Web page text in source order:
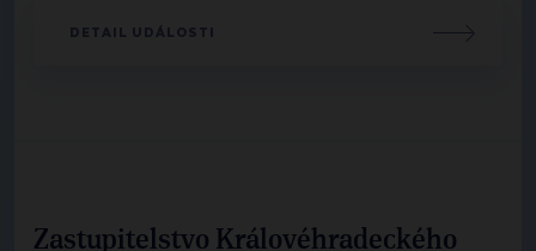
DETAIL UDÁLOSTI
Zastupitelstvo Královéhradeckého